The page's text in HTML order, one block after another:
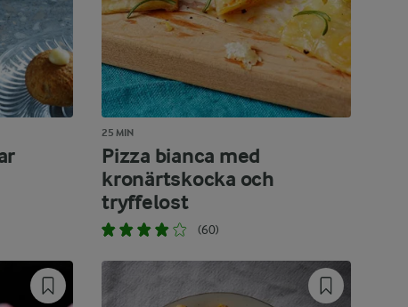
25 MIN
Pizza bianca med
kronärtskocka och
tryffelost
(60)